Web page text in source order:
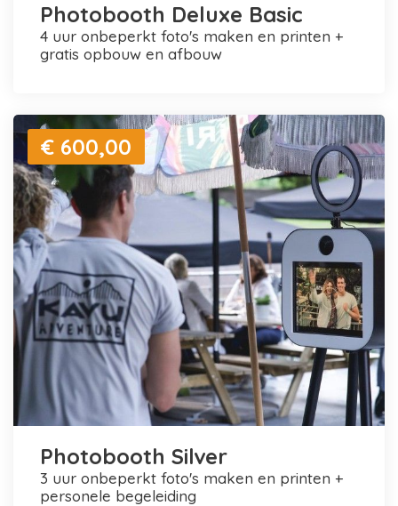
Photobooth Deluxe Basic
4 uur onbeperkt foto's maken en printen +
gratis opbouw en afbouw
€ 600,00
Photobooth Silver
3 uur onbeperkt foto's maken en printen +
personele begeleiding